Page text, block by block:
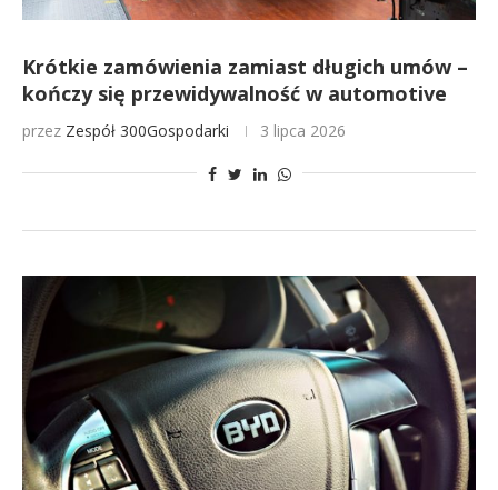
Krótkie zamówienia zamiast długich umów –
kończy się przewidywalność w automotive
przez Zespół 300Gospodarki 3 lipca 2026